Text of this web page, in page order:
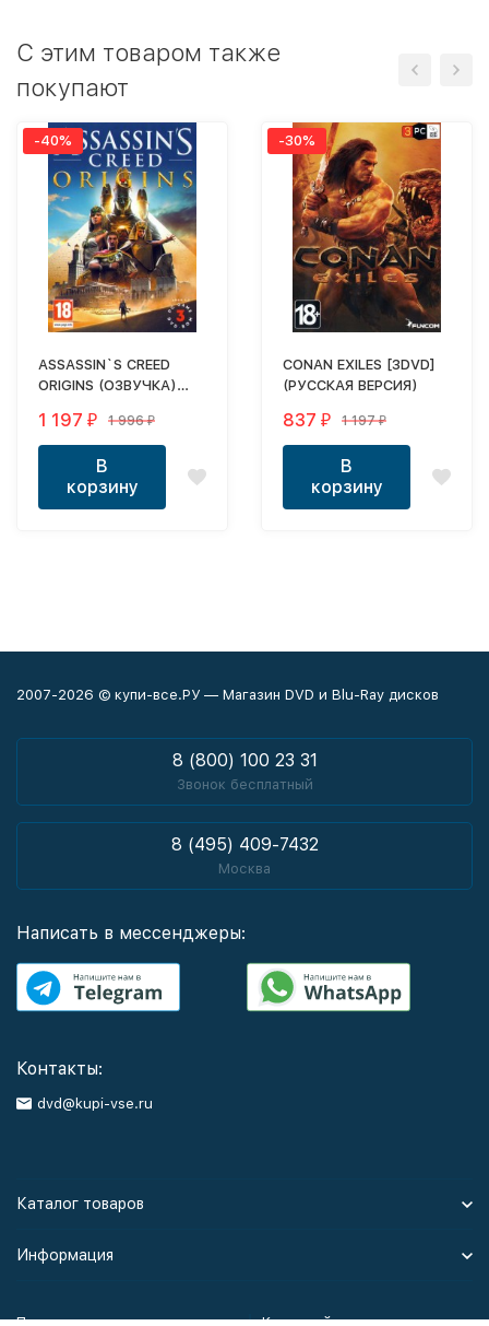
C этим товаром также
покупают
-40%
ASSASSIN`S CREED
ORIGINS (ОЗВУЧКА)
1 197 ₽ 1 996₽
В
корзину
-30%
CONAN EXILES [3DVD]
(РУССКАЯ ВЕРСИЯ)
837 ₽ 1 197₽
В
корзину
2007-2026 © купи-все.РУ — Магазин DVD и Blu-Ray дисков
8 (800) 100 23 31
Звонок бесплатный
8 (495) 409-7432
Москва
Написать в мессенджеры:
Контакты:
dvd@kupi-vse.ru
Каталог товаров
Информация
Политика персональных данных Карта сайта